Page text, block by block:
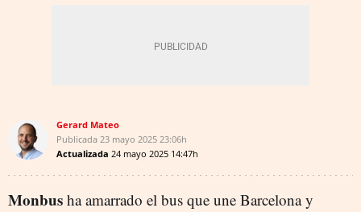
Gerard Mateo
Publicada 23 mayo 2025 23:06h
Actualizada 24 mayo 2025 14:47h
Monbus ha amarrado el bus que une Barcelona y